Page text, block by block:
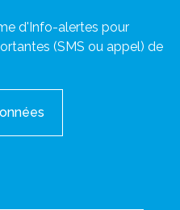
d'Info-alertes pour
(SMS ou appel) de